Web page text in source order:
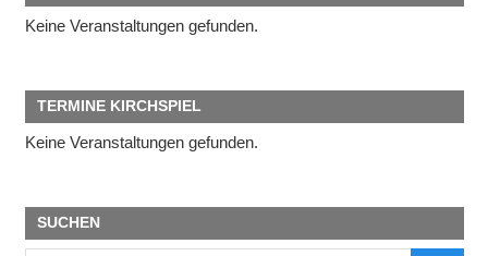
Keine Veranstaltungen gefunden.
TERMINE KIRCHSPIEL
Keine Veranstaltungen gefunden.
SUCHEN